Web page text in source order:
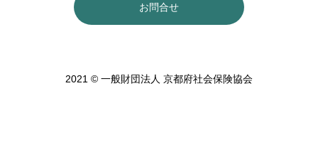
お問合せ
2021 © 一般財団法人 京都府社会保険協会